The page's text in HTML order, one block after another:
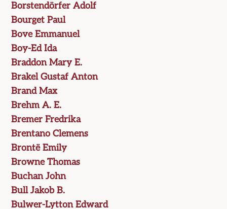
Borstendörfer Adolf
Bourget Paul
Bove Emmanuel
Boy-Ed Ida
Braddon Mary E.
Brakel Gustaf Anton
Brand Max
Brehm A. E.
Bremer Fredrika
Brentano Clemens
Brontë Emily
Browne Thomas
Buchan John
Bull Jakob B.
Bulwer-Lytton Edward